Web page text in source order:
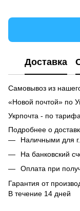
Доставка
Самовывоз из
«Новой почтой» по
Укрпочта - по
Подробнее о
Наличными для
На банковский
Оплата при
Гарантия от
В течение 14 дней